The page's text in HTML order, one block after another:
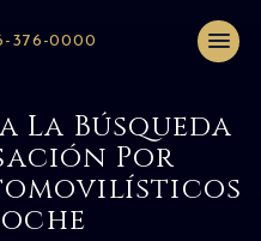
376-0000
La Búsqueda
Por